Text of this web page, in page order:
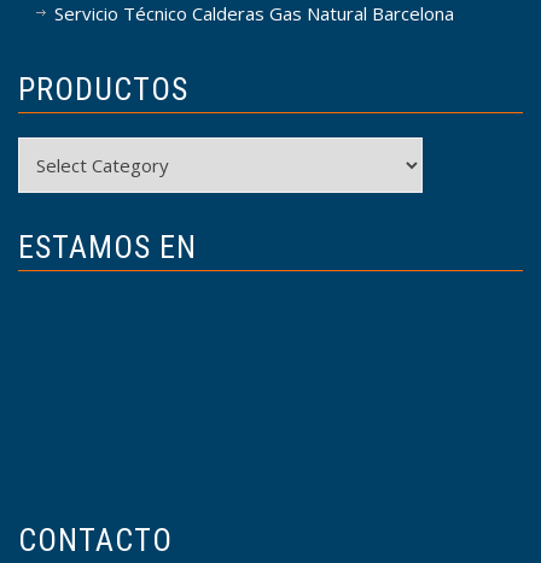
Servicio Técnico Calderas Gas Natural Barcelona
PRODUCTOS
ESTAMOS EN
CONTACTO